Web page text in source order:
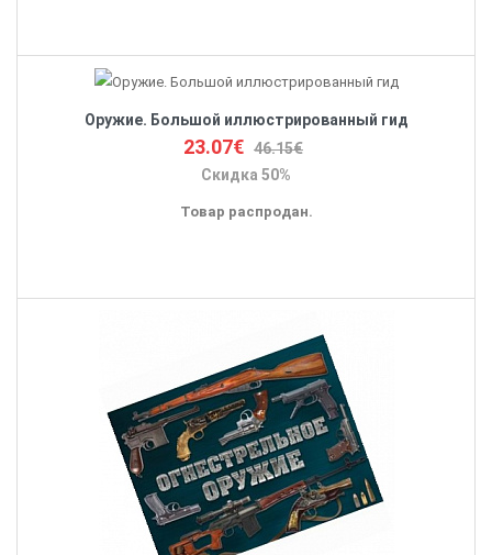
Оружие. Большой иллюстрированный гид
23.07€ 46.15€
Скидка 50%
Товар распродан.